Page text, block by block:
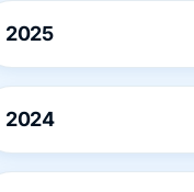
2025
2024